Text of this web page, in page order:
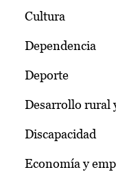
Cultura
Dependencia
Deporte
Desarrollo rural
Discapacidad
Economía y